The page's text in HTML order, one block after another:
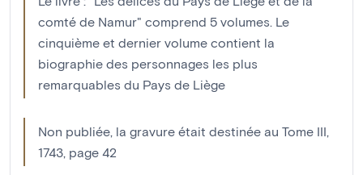
comté de Namur" comprend 5 volumes. Le
cinquième et dernier volume contient la
biographie des personnages les plus
remarquables du Pays de Liège
Non publiée, la gravure était destinée au Tome III,
1743, page 42